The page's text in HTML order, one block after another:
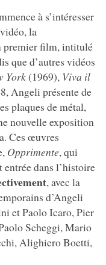
à s’intéresser
la
premier film, intitulé
que d’autres vidéos
York(1969), Viva il
Angeli présente de
plaques de métal,
nouvelle exposition
Ces œuvres
Opprimente, qui
entrée dans l’histoire
, avec la
d’Angeli
et Paolo Icaro, Pier
Scheggi, Mario
Alighiero Boetti,